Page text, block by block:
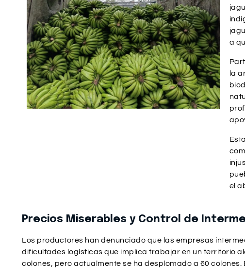
a
la
el
Precios Miserables y Control de
Los productores han denunciado que las empresas
dificultades logísticas que implica trabajar en un territorio
colones, pero actualmente se ha desplomado a 60